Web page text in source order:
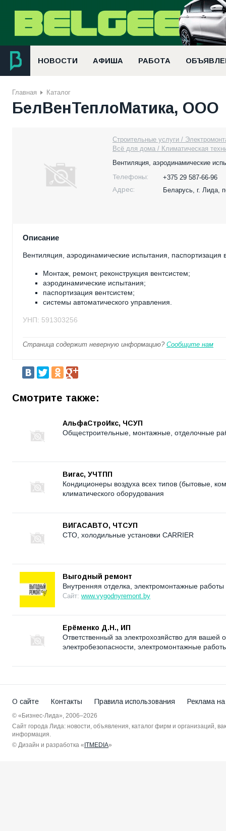
НОВОСТИ АФИША РАБОТА
Главная Каталог
БелВенТеплоМатика, ООО
Строительные услуги /
Всё для дома / Климатическая
Вентиляция, аэродинамические
Телефоны:
+375 29 587-66-96
Адрес:
Беларусь, г. Лида,
Описание
Вентиляция, аэродинамические испытания, паспортизация
Монтаж, ремонт, реконструкция вентсистем;
аэродинамические испытания;
паспортизация вентсистем;
системы автоматического управления.
УНП: 591303256
Страница содержит неверную информацию? Сообщите нам
Смотрите также:
АльфаСтроИкс, ЧСУП
Общестроительные, монтажные, отделочные
Вигас, УЧТПП
Кондиционеры воздуха всех типов (бытовые,
климатического оборудования
ВИГАСАВТО, ЧТСУП
СТО, холодильные установки CARRIER
Выгодный ремонт
Внутренняя отделка, электромонтажные работы
Сайт: www.vygodnyremont.by
Ерёменко Д.Н., ИП
Ответственный за электрохозяйство для вашей
электробезопасности, электромонтажные
О сайте Контакты Правила использования Реклама
© «Бизнес-Лида», 2006–2026
Сайт города Лида: новости, объявления, каталог фирм и организаций,
информация.
© Дизайн и разработка « ITMEDIA»